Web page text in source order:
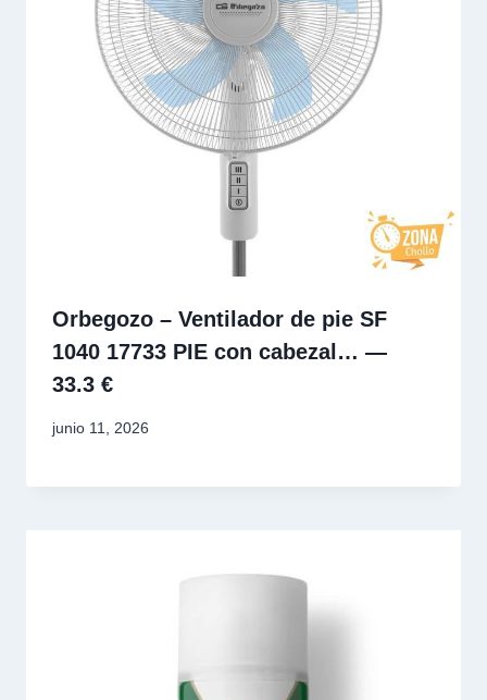
Orbegozo – Ventilador de pie SF
1040 17733 PIE con cabezal… —
33.3 €
junio 11, 2026